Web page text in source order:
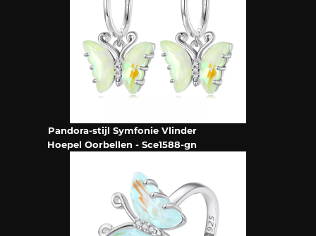
Pandora-stijl Symfonie Vlinder
Hoepel Oorbellen - Sce1588-gn